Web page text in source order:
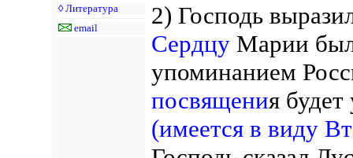
◊ Литература
email
2) Господь
Сердцу Марии
упоминанием
посвящения
(имеется в виду